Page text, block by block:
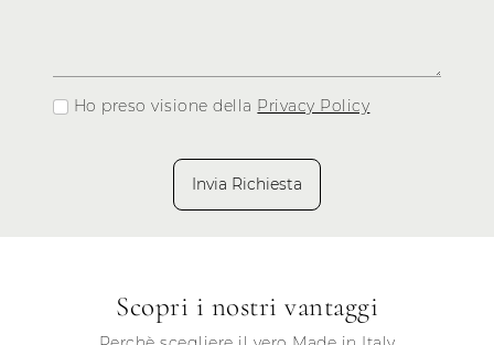
Ho preso visione della Privacy Policy
Invia Richiesta
Scopri i nostri vantaggi